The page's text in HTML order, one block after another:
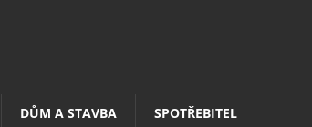
DŮM A STAVBA SPOTŘEBITEL